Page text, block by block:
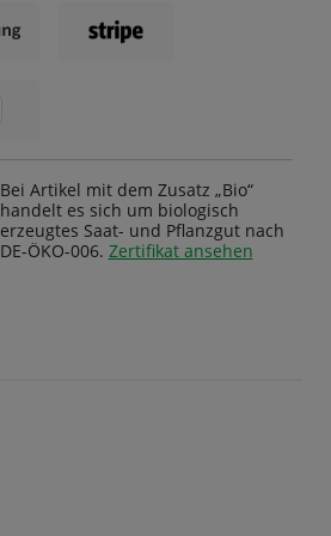
Bei Artikel mit dem Zusatz „Bio“
handelt es sich um biologisch
erzeugtes Saat- und Pflanzgut nach
DE-ÖKO-006. Zertifikat ansehen